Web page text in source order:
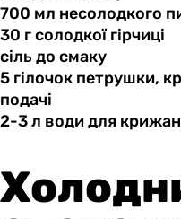
700 мл несолодкого
30 гсолодкоїгірчиці
сіль до смаку
5 гілочок петрушки,
подачі
2-3 л водидля